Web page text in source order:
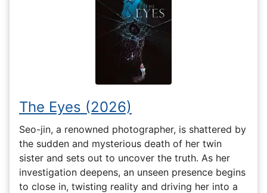
The Eyes (2026)
Seo-jin, a renowned photographer, is shattered by
the sudden and mysterious death of her twin
sister and sets out to uncover the truth. As her
investigation deepens, an unseen presence begins
to close in, twisting reality and driving her into a